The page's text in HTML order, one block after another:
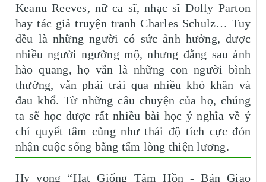
Keanu Reeves, nữ ca sĩ, nhạc sĩ Dolly Parton
hay tác giả truyện tranh Charles Schulz… Tuy
đều là những người có sức ảnh hưởng, được
nhiều người ngưỡng mộ, nhưng đằng sau ánh
hào quang, họ vẫn là những con người bình
thường, vẫn phải trải qua nhiều khó khăn và
đau khổ. Từ những câu chuyện của họ, chúng
ta sẽ học được rất nhiều bài học ý nghĩa về ý
chí quyết tâm cũng như thái độ tích cực đón
nhận cuộc sống bằng tấm lòng thiện lương.
Hy vọng “Hạt Giống Tâm Hồn - Bản Giao